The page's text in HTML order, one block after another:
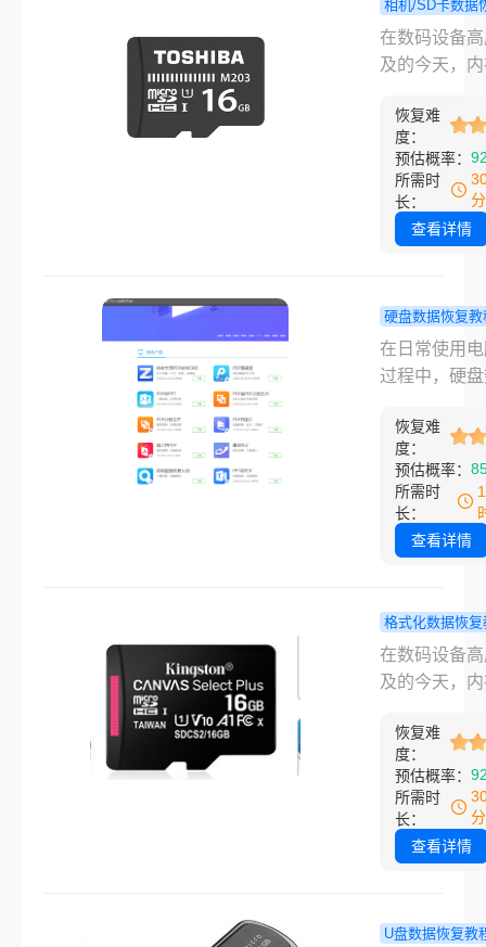
相机/SD卡数据
程 内存卡
怎么恢复数
了!
在数码设备
及的今天，
机、行车记
手机的核心
质，承载着
贵的影像与
料。然而，
户常常面临“
需要格式化”
窗，或在慌
接执行了格
令。
恢复难
度：
预估概率：
所需时
长：
查看详情
硬盘数据恢复教
盘数据怎么
复？超全有
新）！
在日常使用
过程中，硬
遇到的棘手
误删重要文
外格式化硬
区突然丢失
攻击导致文
个人照片、
重则损失工
料、重要项
失，很多人
失措，甚至
作导致数据
法恢复。其
握正确的方
部分硬盘数
恢复难
度：
预估概率：
所需时
长：
查看详情
格式化数据恢复
内存卡格式
怎么操作能
复全攻略！
在数码设备
及的今天，
行车记录仪
的重要存储
承载着我们
照片、视频
等重要数据
需要格式化
恢复难
度：
预估概率：
所需时
长：
查看详情
U盘数据恢复教